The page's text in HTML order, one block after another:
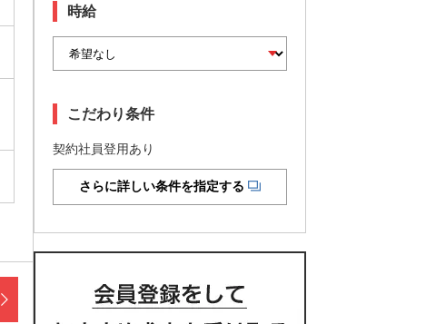
時給
こだわり条件
契約社員登用あり
さらに詳しい条件を指定する